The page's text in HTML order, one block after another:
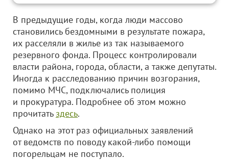
В предыдущие годы, когда люди массово
становились бездомными в результате пожара,
их расселяли в жилье из так называемого
резервного фонда. Процесс контролировали
власти района, города, области, а также депутаты.
Иногда к расследованию причин возгорания,
помимо МЧС, подключались полиция
и прокуратура. Подробнее об этом можно
прочитатьздесь.
Однако на этот раз официальных заявлений
от ведомств по поводу какой-либо помощи
погорельцам не поступало.